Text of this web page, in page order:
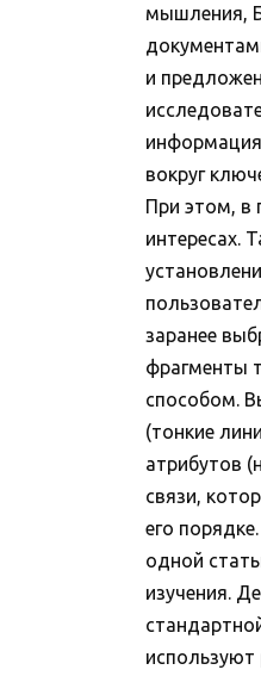
мышления,
и
информация
вокруг
При этом, в
интересах.
заранее
фрагменты
способом.
(тонкие
атрибутов
связи,
его
одной
изучения.